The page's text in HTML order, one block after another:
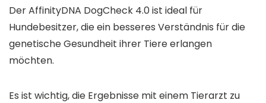
Der AffinityDNA DogCheck 4.0 ist ideal für
Hundebesitzer, die ein besseres Verständnis für die
genetische Gesundheit ihrer Tiere erlangen
möchten.
Es ist wichtig, die Ergebnisse mit einem Tierarzt zu